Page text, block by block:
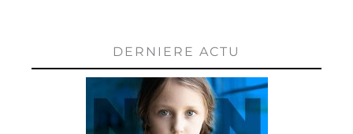
DERNIERE ACTU